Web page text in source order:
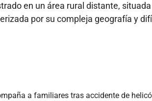
en un área rural distante,
por su compleja geografía y
a familiares tras accidente de